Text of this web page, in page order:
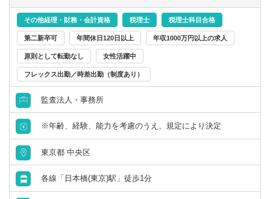
その他経理・財務・会計資格 税理士 税理士科目合格
第二新卒可 年間休日120日以上 年収1000万円以上の求人
原則として転勤なし 女性活躍中
フレックス出勤／時差出勤（制度あり）
監査法人・事務所
※年齢、経験、能力を考慮のうえ、規定により決定
東京都 中央区
各線「日本橋(東京)駅」徒歩1分